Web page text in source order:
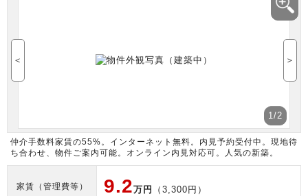
1/2
＜ ＞
仲介手数料家賃の55%。インターネット無料。内見予約受付中。現地待
ち合わせ、物件ご案内可能。オンライン内見対応可。人気の新築。
家賃（管理費等） 9.2万円 （3,300円）